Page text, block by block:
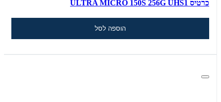
כרטיס ULTRA MICRO 150S 256G UHS1
הוספה לסל